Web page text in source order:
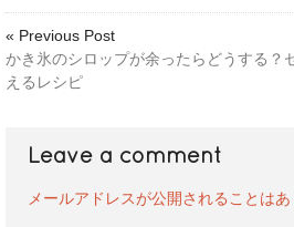
« Previous Post
かき氷のシロップが余ったらどうする？
えるレシピ
Leave a comment
メールアドレスが公開されることは